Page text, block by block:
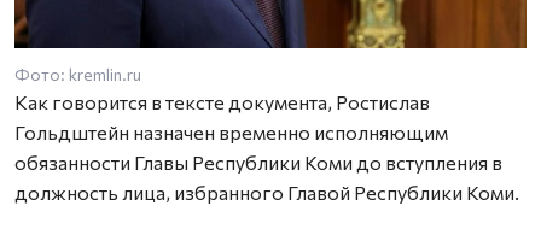
Фото: kremlin.ru
Как говорится в тексте документа, Ростислав
Гольдштейн назначен временно исполняющим
обязанности Главы Республики Коми до вступления в
должность лица, избранного Главой Республики Коми.